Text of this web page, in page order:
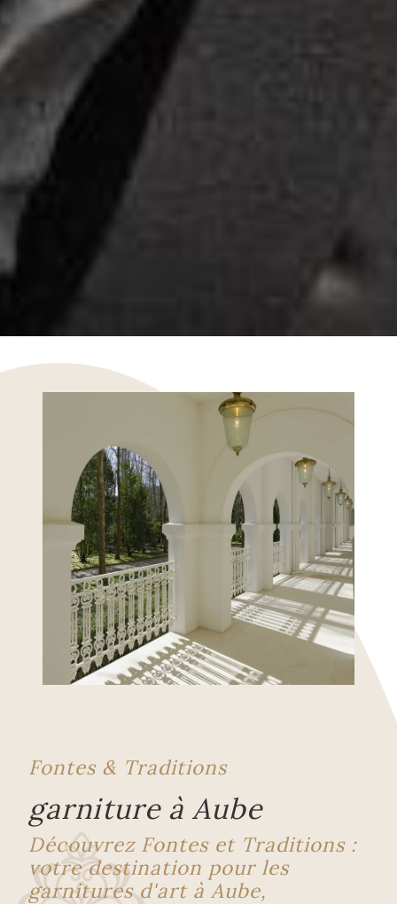
Fontes & Traditions
garniture à Aube
Découvrez Fontes et Traditions :
votre destination pour les
garnitures d'art à Aube,